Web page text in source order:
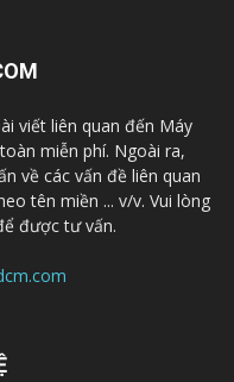
viết liên quan đến Máy
miễn phí. Ngoài ra,
về các vấn đề liên quan
tên miền ... v/v. Vui lòng
được tư vấn.